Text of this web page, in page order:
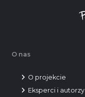
O nas
O projekcie
Eksperci i autorzy